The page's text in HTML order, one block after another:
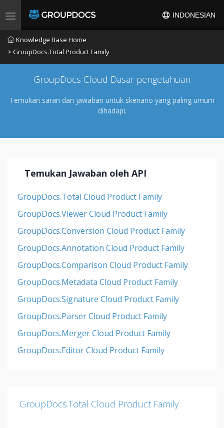
Toggle navigation INDONESIAN
Knowledge Base Home
> GroupDocs.Total Product Family
GroupDocs Cloud Dasar pengetahuan
Temukan saran dan jawaban untuk skenario yang paling umum
dihadapi.
Temukan Jawaban oleh API
GroupDocs.Total Cloud Product Family
GroupDocs.Viewer Cloud Product Family
GroupDocs.Conversion Cloud Product Family
GroupDocs.Annotation Cloud Product Family
GroupDocs.Comparison Cloud Product Family
GroupDocs.Metadata Cloud Product Family
GroupDocs.Signature Cloud Product Family
GroupDocs.Parser Cloud Product Family
GroupDocs.Merger Cloud Product Family
GroupDocs.Editor Cloud Product Family
GroupDocs.Total Cloud Product Family